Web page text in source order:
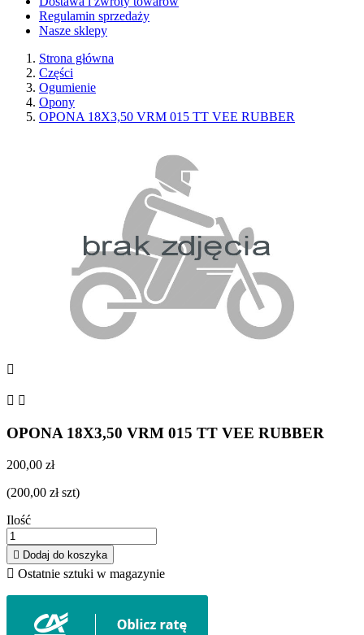
Regulamin sprzedaży
Nasze sklepy
Strona główna
Części
Ogumienie
Opony
OPONA 18X3,50 VRM 015 TT VEE RUBBER

 
OPONA 18X3,50 VRM 015 TT VEE RUBBER
200,00 zł
(200,00 zł szt)
Ilość
 Dodaj do koszyka
 Ostatnie sztuki w magazynie